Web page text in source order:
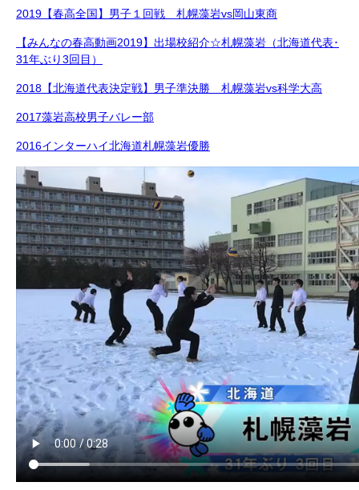
2019【春高全国】男子１回戦 札幌藻岩vs岡山東商
【みんなの春高動画2019】出場校紹介☆札幌藻岩（北海道代表･
31年ぶり3回目）
2018【北海道代表決定戦】男子準決勝 札幌藻岩vs科学大高
2017藻岩高校男子バレー部
2016インターハイ北海道札幌藻岩優勝